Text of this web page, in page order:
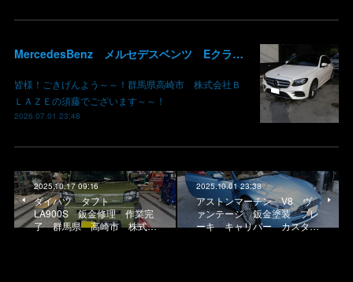
MercedesBenz メルセデスベンツ Eクラス W213 タイヤ 交換 組み替え フロントバンパー サイドスカート 鈑金修理 板金 塗装 群馬 高崎
皆様！ごきげんよう～～！群馬県高崎市 株式会社Ｂ
ＬＡＺＥの須藤でございます～～！
2026.07.01 23:48
2025.10.17 09:16
ダイハツ タフト
LA900S 鈑金修理 作業完
了 群馬県 高崎市 株式…
2025.10.01 23:38
アストンマーチン V8 ヴ
ァンテージ 鈑金塗装 ブレ
ーキ キャリパー カスタ…